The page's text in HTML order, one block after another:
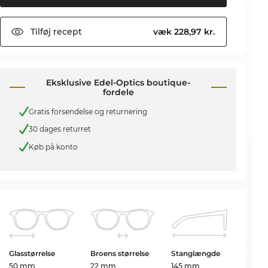
Tilføj recept væk 228,97 kr.
Eksklusive Edel-Optics boutique-
fordele
Gratis forsendelse og returnering
30 dages returret
Køb på konto
Glasstørrelse
50 mm
Broens størrelse
22 mm
Stanglængde
145 mm